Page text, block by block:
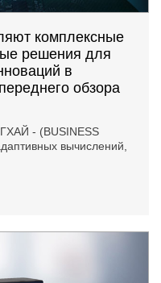
комплексные
решения для
в
обзора
- (BUSINESS
вычислений,